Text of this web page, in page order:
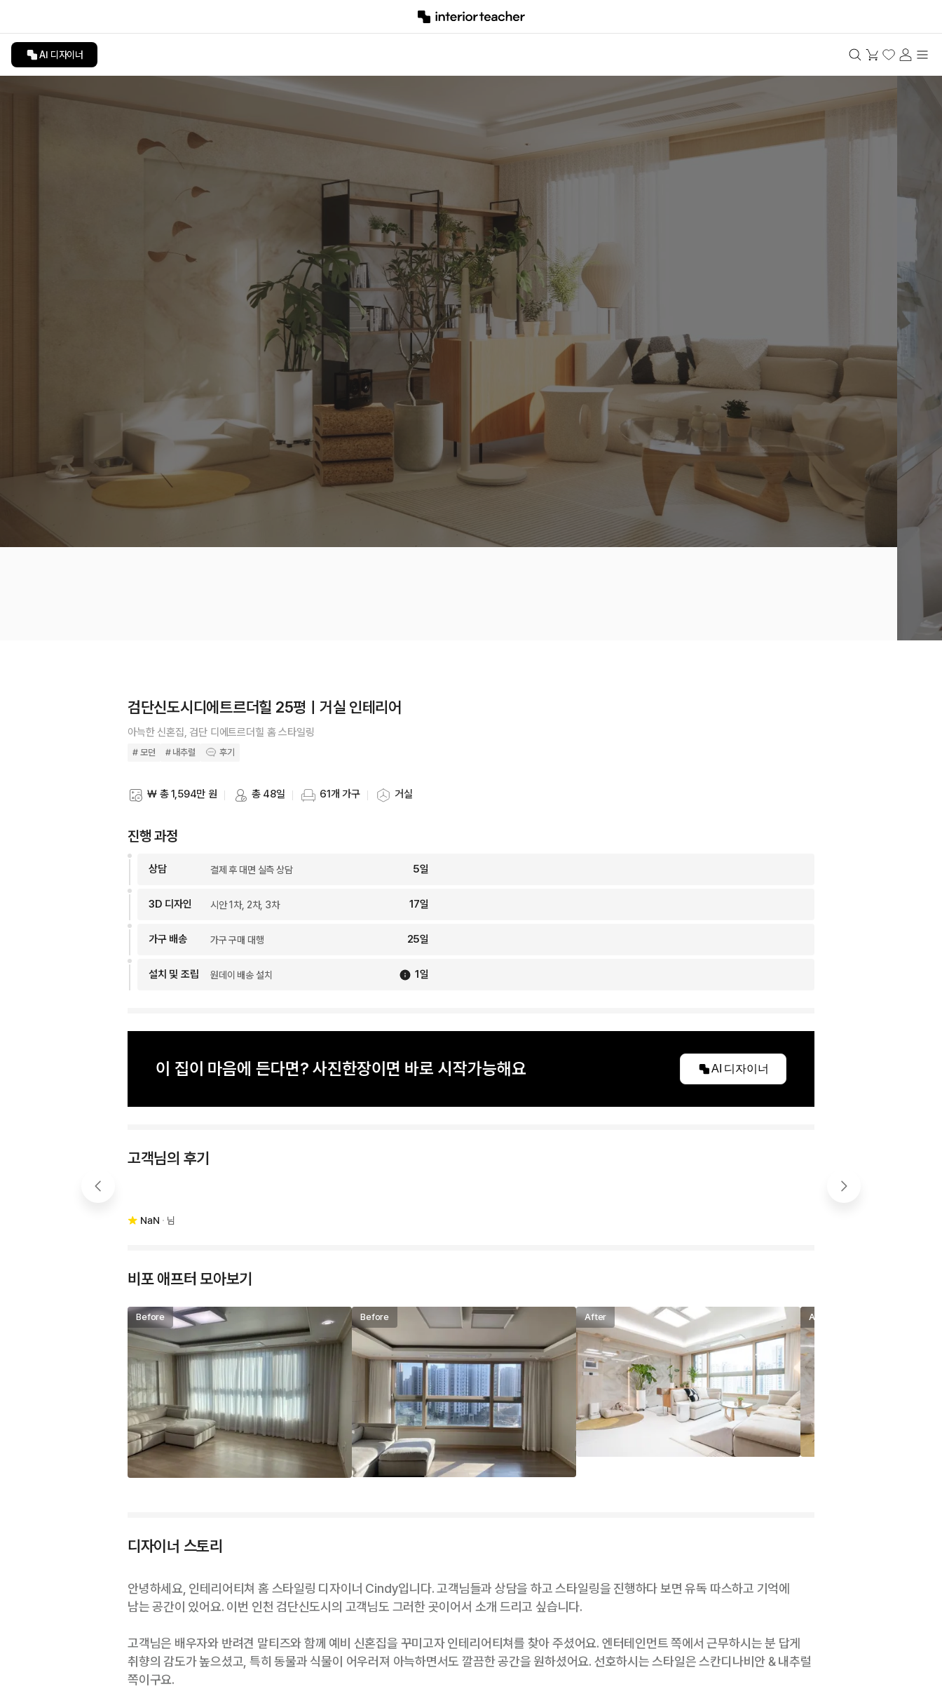
AI 디자이너
검단신도시디에트르더힐 25평ㅣ거실 인테리어
아늑한 신혼집, 검단 디에트르더힐 홈 스타일링
# 모던 # 내추럴 후기
스타일링 비용
₩ 총 1,594만 원
스타일링 기간
총 48일
스타일링 가구 개수
61개 가구
스타일링 공간
거실
진행 과정
상담 결제 후 대면 실측 상담 5일
3D 디자인 시안 1차, 2차, 3차 17일
가구 배송 가구 구매 대행 25일
설치 및 조립 원데이 배송 설치 1일
이 집이 마음에 든다면? 사진한장이면 바로 시작가능해요 AI 디자이너
고객님의 후기
NaN 님
비포 애프터 모아보기
디자이너 스토리
안녕하세요, 인테리어티쳐 홈 스타일링 디자이너 Cindy입니다. 고객님들과 상담을 하고 스타일링을 진행하다 보면 유독 따스하고 기억에
남는 공간이 있어요. 이번 인천 검단신도시의 고객님도 그러한 곳이어서 소개 드리고 싶습니다.
고객님은 배우자와 반려견 말티즈와 함께 예비 신혼집을 꾸미고자 인테리어티쳐를 찾아 주셨어요. 엔터테인먼트 쪽에서 근무하시는 분 답게
취향의 감도가 높으셨고, 특히 동물과 식물이 어우러져 아늑하면서도 깔끔한 공간을 원하셨어요. 선호하시는 스타일은 스칸디나비안 & 내추럴
쪽이구요.